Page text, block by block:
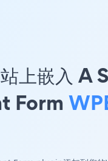
上嵌入 A
Form